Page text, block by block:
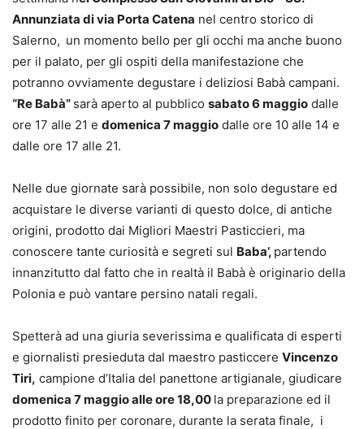
Annunziata di via Porta Catena nel centro storico di
Salerno, un momento bello per gli occhi ma anche buono
per il palato, per gli ospiti della manifestazione che
potranno ovviamente degustare i deliziosi Babà campani.
“Re Babà” sarà aperto al pubblico sabato 6 maggio dalle
ore 17 alle 21 e domenica 7 maggio dalle ore 10 alle 14 e
dalle ore 17 alle 21.
Nelle due giornate sarà possibile, non solo degustare ed
acquistare le diverse varianti di questo dolce, di antiche
origini, prodotto dai Migliori Maestri Pasticcieri, ma
conoscere tante curiosità e segreti sul Baba’, partendo
innanzitutto dal fatto che in realtà il Babà è originario della
Polonia e può vantare persino natali regali.
Spetterà ad una giuria severissima e qualificata di esperti
e giornalisti presieduta dal maestro pasticcere Vincenzo
Tiri, campione d’Italia del panettone artigianale, giudicare
domenica 7 maggio alle ore 18,00 la preparazione ed il
prodotto finito per coronare, durante la serata finale, i